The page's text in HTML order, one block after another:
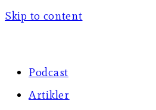
Skip to content
Podcast
Artikler